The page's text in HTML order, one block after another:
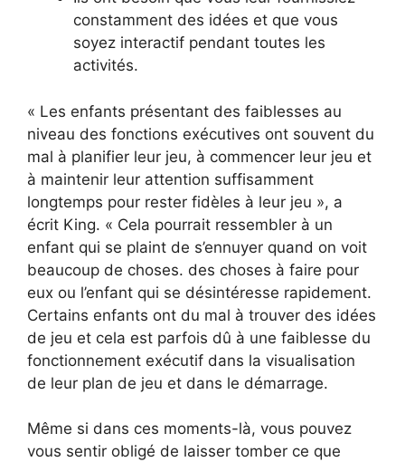
constamment des idées et que vous
soyez interactif pendant toutes les
activités.
« Les enfants présentant des faiblesses au
niveau des fonctions exécutives ont souvent du
mal à planifier leur jeu, à commencer leur jeu et
à maintenir leur attention suffisamment
longtemps pour rester fidèles à leur jeu », a
écrit King. « Cela pourrait ressembler à un
enfant qui se plaint de s’ennuyer quand on voit
beaucoup de choses. des choses à faire pour
eux ou l’enfant qui se désintéresse rapidement.
Certains enfants ont du mal à trouver des idées
de jeu et cela est parfois dû à une faiblesse du
fonctionnement exécutif dans la visualisation
de leur plan de jeu et dans le démarrage.
Même si dans ces moments-là, vous pouvez
vous sentir obligé de laisser tomber ce que